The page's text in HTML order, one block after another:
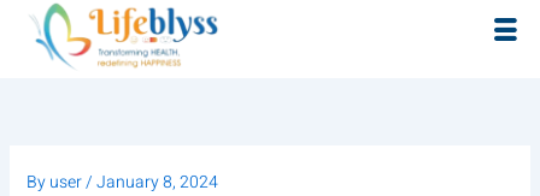
content
Byuser/January 8, 2024